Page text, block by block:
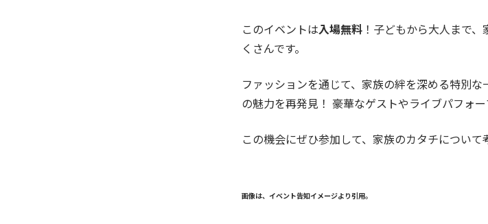
このイベントは入場無料 ！子どもから大人まで
くさんです。
ファッションを通じて、家族の絆を深める特別な
の魅力を再発見！ 豪華なゲストやライブパフォ
この機会にぜひ参加して、家族のカタチについて
画像は、イベント告知イメージより引用。